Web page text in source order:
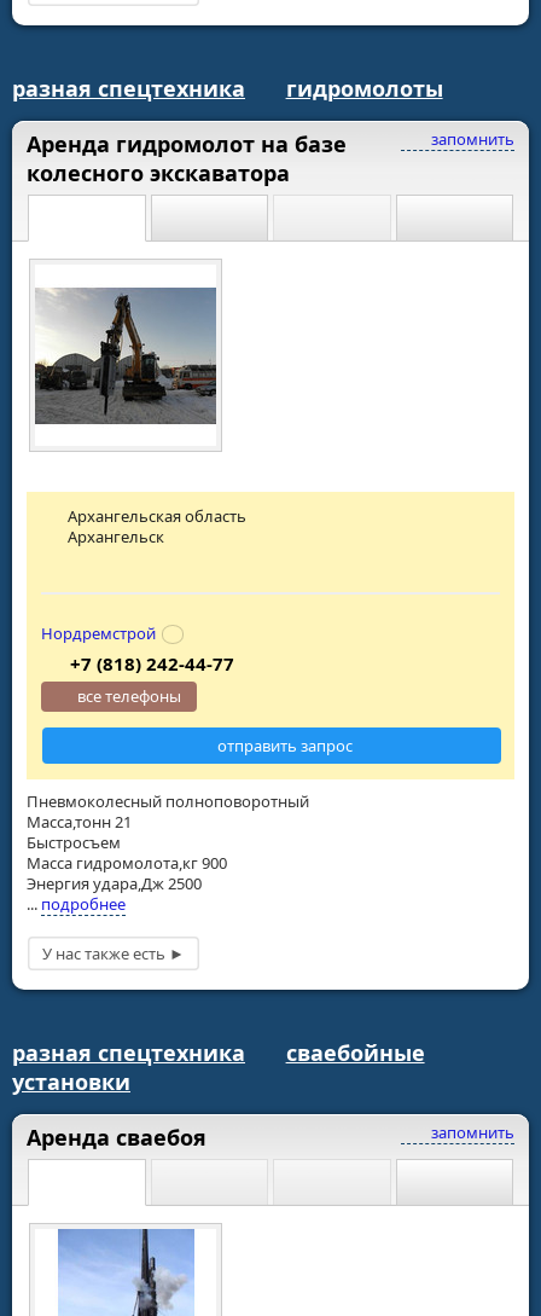
разная спецтехника гидромолоты
запомнить
Аренда гидромолот на базе
колесного экскаватора
Пневмоколесный полноповоротный
Масса,тонн 21
Быстросъем
Масса гидромолота,кг 900
Энергия удара,Дж 2500
... подробнее
Архангельская область
Архангельск
Нордремстрой
+7 (818) 242-44-77
все телефоны
отправить запрос
разная спецтехника
сваебойные
установки
запомнить
Аренда сваебоя